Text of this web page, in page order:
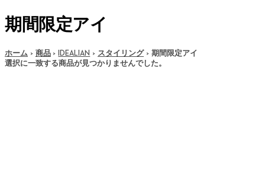
期間限定アイ
ホーム 商品 IDEALIAN スタイリング
期間限定アイ
選択に一致する商品が見つかりませんでした。